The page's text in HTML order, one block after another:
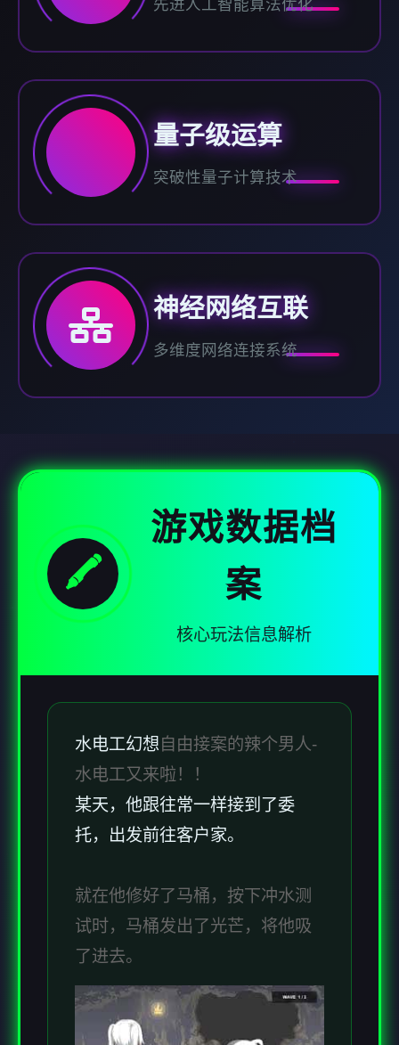
先进人工智能算法优化
量子级运算
突破性量子计算技术
神经网络互联
多维度网络连接系统
🖍️
游戏数据档
案
核心玩法信息解析
水电工幻想自由接案的辣个男人-
水电工又来啦！！
某天，他跟往常一样接到了委
托，出发前往客户家。
就在他修好了马桶，按下冲水测
试时，马桶发出了光芒，将他吸
了进去。